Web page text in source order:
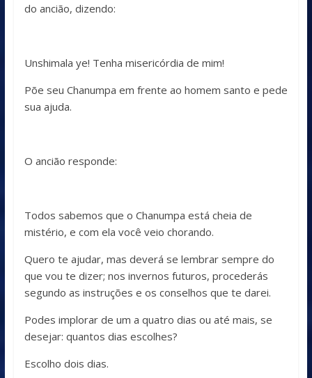
do ancião, dizendo:
Unshimala ye! Tenha misericórdia de mim!
Põe seu Chanumpa em frente ao homem santo e pede
sua ajuda.
O ancião responde:
Todos sabemos que o Chanumpa está cheia de
mistério, e com ela você veio chorando.
Quero te ajudar, mas deverá se lembrar sempre do
que vou te dizer; nos invernos futuros, procederás
segundo as instruções e os conselhos que te darei.
Podes implorar de um a quatro dias ou até mais, se
desejar: quantos dias escolhes?
Escolho dois dias.